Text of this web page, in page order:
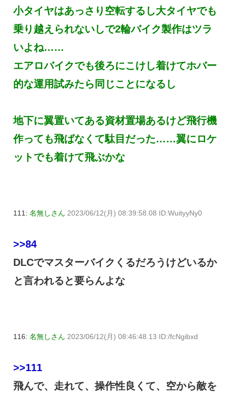
小タイヤはあっさり空転するし大タイヤでも
乗り越えられないしで2輪バイク製作はツラ
いよね……
エアロバイクでも後ろにこけし着けてホバー
的な運用試みたら同じことになるし
地下に翼置いてある資材置場あるけど飛行機
作っても飛ばなくて駄目だった……翼にロケ
ットでも着けて飛ぶかな
111: 名無しさん 2023/06/12(月) 08:39:58.08 ID:WuityyNy0
>>84
DLCでマスターバイクくるだろうけどいるか
と言われると要らんよな
116: 名無しさん 2023/06/12(月) 08:46:48.13 ID:/fcNgibxd
>>111
飛んで、走れて、操作性良くて、空から敵を